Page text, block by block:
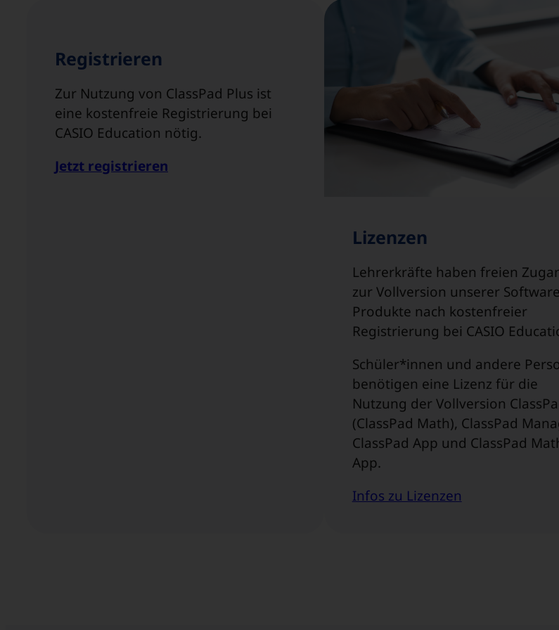
Registrieren
Zur Nutzung von ClassPad Plus ist
eine kostenfreie Registrierung bei
CASIO Education nötig.
Jetzt registrieren
Lizenzen
Lehrerkräfte haben freien
zur Vollversion unserer Software
Produkte nach kostenfreier
Registrierung bei CASIO
Schüler*innen und andere
benötigen eine Lizenz für die
Nutzung der Vollversion
(ClassPad Math), ClassPad
ClassPad App und ClassPad
App.
Infos zu Lizenzen